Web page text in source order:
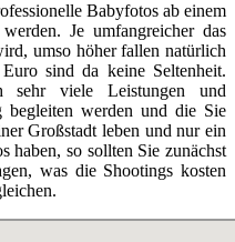
Babyfotos ab einem
Je umfangreicher das
umso höher fallen natürlich
sind da keine Seltenheit.
sehr viele Leistungen und
werden und die Sie
Großstadt leben und nur ein
haben, so sollten Sie zunächst
was die Shootings kosten